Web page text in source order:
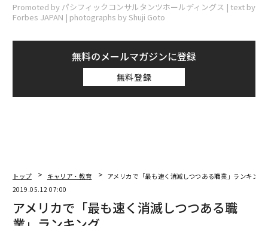
Promoted by パシフィックコンサルタンツホールディングス | text by
Forbes JAPAN | photographs by Shuji Goto
無料のメールマガジンに登録
無料登録
トップ キャリア・教育
アメリカで「最も速く消滅しつつある職業」ランキング
2019.05.12 07:00
アメリカで「最も速く消滅しつつある職